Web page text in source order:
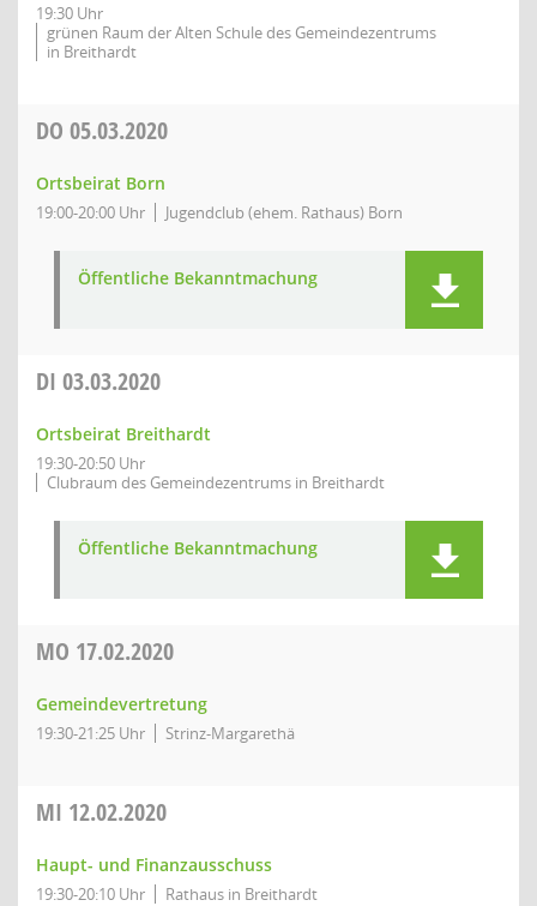
19:30 Uhr
grünen Raum der Alten Schule des Gemeindezentrums
in Breithardt
DO 05.03.2020
Ortsbeirat Born
19:00-20:00 Uhr Jugendclub (ehem. Rathaus) Born
Öffentliche Bekanntmachung
DI 03.03.2020
Ortsbeirat Breithardt
19:30-20:50 Uhr
Clubraum des Gemeindezentrums in Breithardt
Öffentliche Bekanntmachung
MO 17.02.2020
Gemeindevertretung
19:30-21:25 Uhr Strinz-Margarethä
MI 12.02.2020
Haupt- und Finanzausschuss
19:30-20:10 Uhr Rathaus in Breithardt